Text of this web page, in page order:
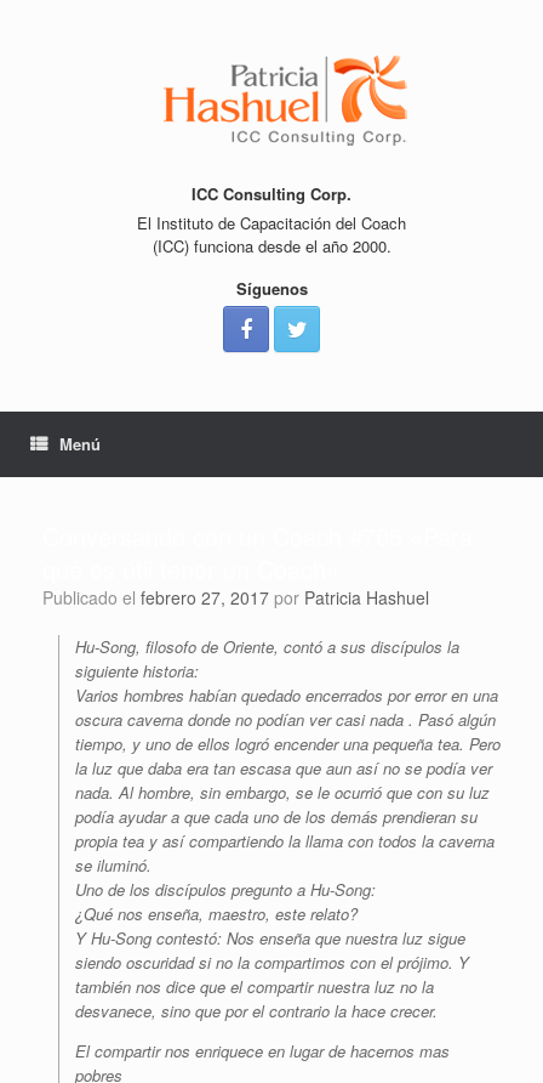
ICC Consulting Corp.
El Instituto de Capacitación del Coach
(ICC) funciona desde el año 2000.
Síguenos
Menú
Publicado el febrero 27, 2017 por Patricia Hashuel
Hu-Song, filosofo de Oriente, contó a sus discípulos la
siguiente historia:
Varios hombres habían quedado encerrados por error en una
oscura caverna donde no podían ver casi nada . Pasó algún
tiempo, y uno de ellos logró encender una pequeña tea. Pero
la luz que daba era tan escasa que aun así no se podía ver
nada. Al hombre, sin embargo, se le ocurrió que con su luz
podía ayudar a que cada uno de los demás prendieran su
propia tea y así compartiendo la llama con todos la caverna
se iluminó.
Uno de los discípulos pregunto a Hu-Song:
¿Qué nos enseña, maestro, este relato?
Y Hu-Song contestó: Nos enseña que nuestra luz sigue
siendo oscuridad si no la compartimos con el prójimo. Y
también nos dice que el compartir nuestra luz no la
desvanece, sino que por el contrario la hace crecer.
El compartir nos enriquece en lugar de hacernos mas
pobres